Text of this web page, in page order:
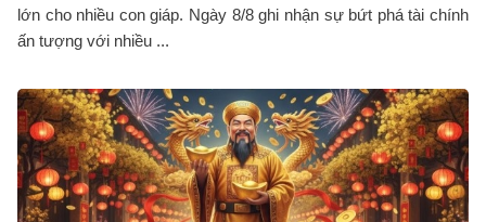
lớn cho nhiều con giáp. Ngày 8/8 ghi nhận sự bứt phá tài chính
ấn tượng với nhiều ...